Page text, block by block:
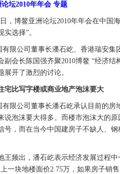
坛2010年年会 专题
博鳌亚洲论坛2010年年会在中国
选择”。
公司董事长潘石屹、香港瑞安集
副会长陈国强齐聚2010博鳌 “经济
展开了激烈的讨论。
宅比写字楼或商业地产泡沫要大
限公司董事长潘石屹承认目前的房
说泡沫要大得多。而楼市泡沫大的
号，而在当今中国建房子不缺人、
频出，潘石屹表示经济发展过程中
一块地楼面价2.75万，如果房子销